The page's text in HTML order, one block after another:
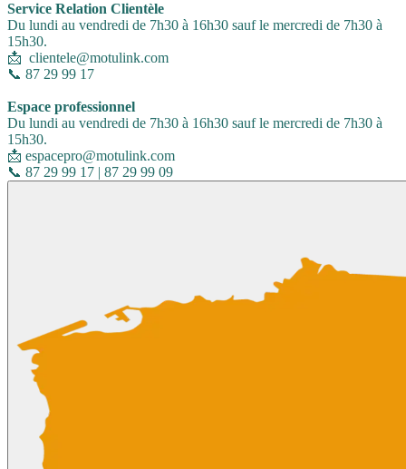
Service Relation Clientèle
Du lundi au vendredi de 7h30 à 16h30 sauf le mercredi de 7h30 à
15h30.
📩 clientele@motulink.com
📞 87 29 99 17
Espace professionnel
Du lundi au vendredi de 7h30 à 16h30 sauf le mercredi de 7h30 à
15h30.
📩 espacepro@motulink.com
📞 87 29 99 17 | 87 29 99 09